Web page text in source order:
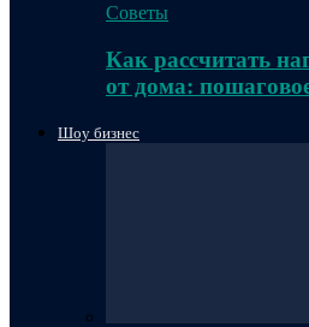
Советы
Как рассчитать
от дома:
Шоу бизнес